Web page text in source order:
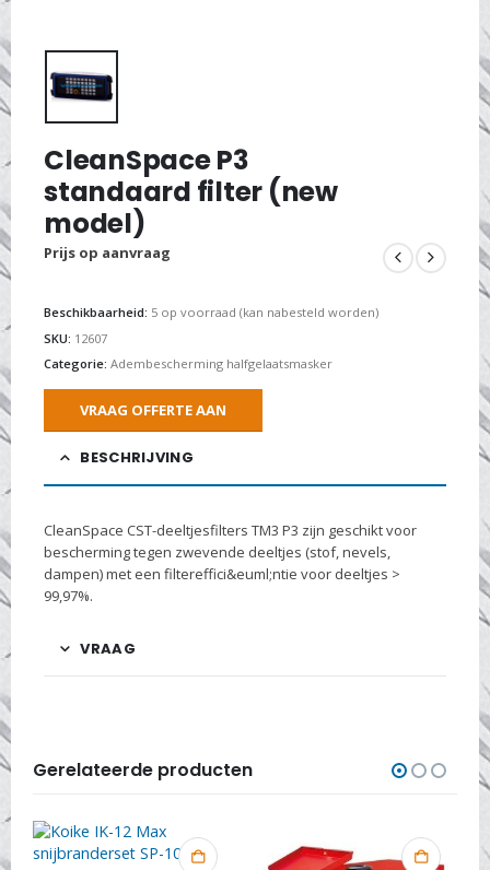
CleanSpace P3
standaard filter (new
model)
Prijs op aanvraag
Beschikbaarheid: 5 op voorraad (kan nabesteld worden)
SKU: 12607
Categorie: Adembescherming halfgelaatsmasker
VRAAG OFFERTE AAN
BESCHRIJVING
CleanSpace CST-deeltjesfilters TM3 P3 zijn geschikt voor
bescherming tegen zwevende deeltjes (stof, nevels,
dampen) met een filtereffici&euml;ntie voor deeltjes >
99,97%.
VRAAG
Gerelateerde producten